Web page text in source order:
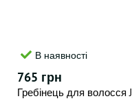
В наявності
765 грн
Гребінець для волосся